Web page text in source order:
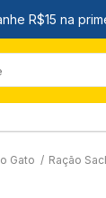
Gato / Ração